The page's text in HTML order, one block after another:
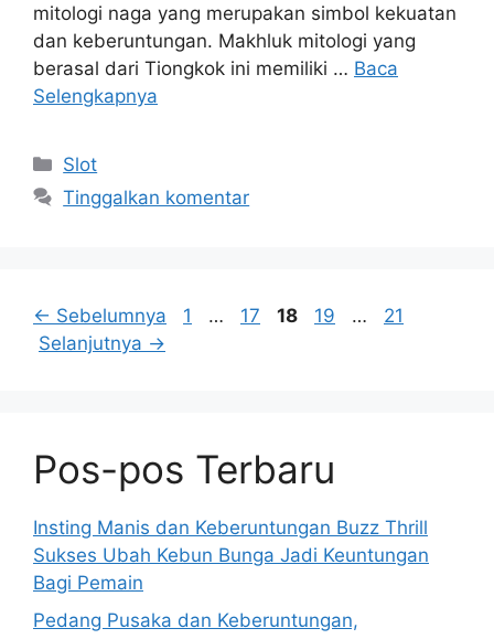
mitologi naga yang merupakan simbol kekuatan
dan keberuntungan. Makhluk mitologi yang
berasal dari Tiongkok ini memiliki … Baca
Selengkapnya
Kategori
Slot
Tinggalkan komentar
← Sebelumnya Halaman
1 … Halaman
17 Halaman
18 Halaman
19 … Halaman
21
Selanjutnya →
Pos-pos Terbaru
Insting Manis dan Keberuntungan Buzz Thrill
Sukses Ubah Kebun Bunga Jadi Keuntungan
Bagi Pemain
Pedang Pusaka dan Keberuntungan,